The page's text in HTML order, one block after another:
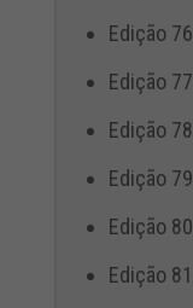
Edição 76
Edição 77
Edição 78
Edição 79
Edição 80
Edição 81